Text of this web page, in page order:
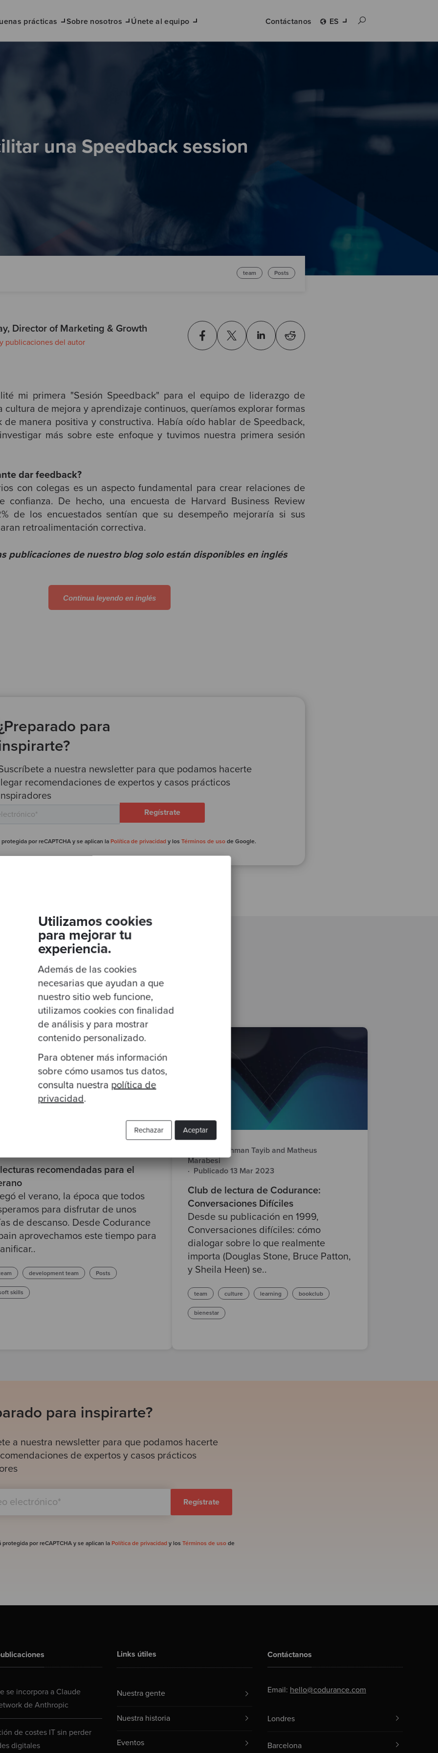
Utilizamos cookies
para mejorar tu
experiencia.
Además de las cookies
necesarias que ayudan a que
nuestro sitio web funcione,
utilizamos cookies con finalidad
de análisis y para mostrar
contenido personalizado.
Para obtener más información
sobre cómo usamos tus datos,
consulta nuestra política de
privacidad.
Aceptar
Rechazar
prácticas Sobre nosotros Únete al equipo Contáctanos ES
una Speedback session
team Posts
Director of Marketing & Growth
publicaciones del autor
mi primera "Sesión Speedback" para el equipo de liderazgo de
cultura de mejora y aprendizaje continuos, queríamos explorar formas
de manera positiva y constructiva. Había oído hablar de Speedback,
más sobre este enfoque y tuvimos nuestra primera sesión
dar feedback?
con colegas es un aspecto fundamental para crear relaciones de
confianza. De hecho, una encuesta de Harvard Business Review
de los encuestados sentían que su desempeño mejoraría si sus
retroalimentación correctiva.
publicaciones de nuestro blog solo están disponibles en inglés
Continua leyendo en inglés
para
a nuestra newsletter para que podamos hacerte
recomendaciones de expertos y casos prácticos
por reCAPTCHA y se aplican la Política de privacidad y los Términos de uso de Google.
relacionadas
team
recomendadas para el
el verano, la época que todos
para disfrutar de unos
de descanso. Desde Codurance
aprovechamos este tiempo para
development team Posts
skills
Por Abdulrahman Tayib and Matheus
Marabesi
· Publicado 13 Mar 2023
Club de lectura de Codurance:
Conversaciones Difíciles
Desde su publicación en 1999,
Conversaciones difíciles: cómo
dialogar sobre lo que realmente
importa (Douglas Stone, Bruce Patton,
y Sheila Heen) se..
team culture learning bookclub
bienestar
para inspirarte?
a nuestra newsletter para que podamos hacerte
de expertos y casos prácticos
protegida por reCAPTCHA y se aplican la Política de privacidad y los Términos de usode
se incorpora a Claude
de Anthropic
de costes IT sin perder
digitales
Links útiles
Nuestra gente
Nuestra historia
Eventos
Contáctanos
Email: hello@codurance.com
Londres
Barcelona